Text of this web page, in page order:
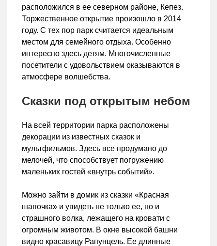
расположился в ее северном районе, Кепез.
Торжественное открытие произошло в 2014
году. С тех пор парк считается идеальным
местом для семейного отдыха. Особенно
интересно здесь детям. Многочисленные
посетители с удовольствием оказываются в
атмосфере волшебства.
Сказки под открытым небом
На всей территории парка расположены
декорации из известных сказок и
мультфильмов. Здесь все продумано до
мелочей, что способствует погружению
маленьких гостей «внутрь событий».
Можно зайти в домик из сказки «Красная
шапочка» и увидеть не только ее, но и
страшного волка, лежащего на кровати с
огромным животом. В окне высокой башни
видно красавицу Рапунцель. Ее длинные